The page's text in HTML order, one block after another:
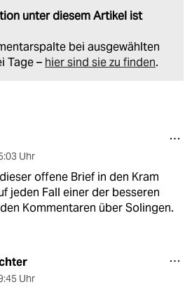
unter diesem Artikel ist
bei ausgewählten
Tage – hier sind sie zu finden.
Uhr
offene Brief in den Kram
jeden Fall einer der besseren
Kommentaren über Solingen.
Uhr